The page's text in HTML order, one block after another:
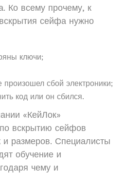
Ко всему прочему, к
сейфа нужно
ключи;
сбой электроники;
код или он сбился.
«КейЛок»
вскрытию сейфов
и размеров. Специалисты
обучение и
чему и